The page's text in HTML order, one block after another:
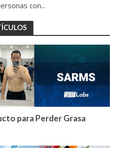
con...
para Perder Grasa